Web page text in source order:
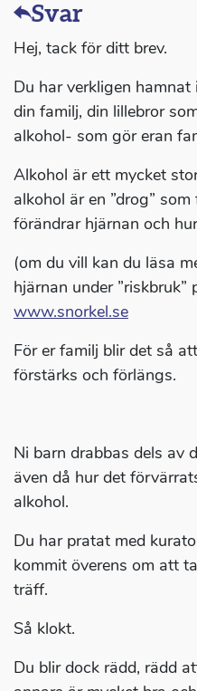
Svar
Hej, tack för ditt brev.
Du har verkligen
din familj, din lillebror
alkohol- som gör eran
Alkohol är ett mycket
alkohol är en ”drog”
förändrar hjärnan och
(om du vill kan du läsa
hjärnan under ”riskbruk”
www.snorkel.se
För er familj blir det så
förstärks och förlängs.
Ni barn drabbas dels av
även då hur det
alkohol.
Du har pratat med
kommit överens om att
träff.
Så klokt.
Du blir dock rädd, rädd